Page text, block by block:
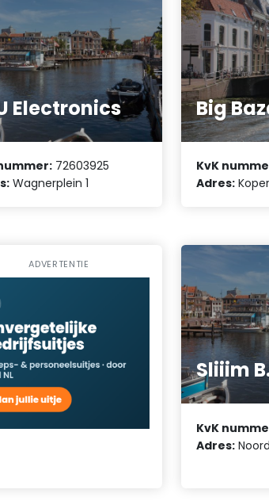
Electronics
72603925
Wagnerplein 1
Big
KvK
Adres:
ADVERTENTIE
Sliiim
KvK
Adres: